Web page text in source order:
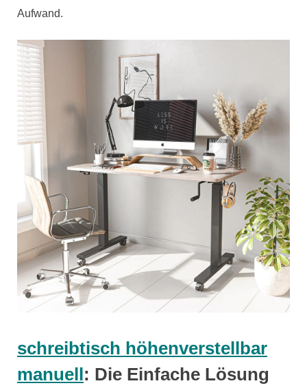
Aufwand.
schreibtisch höhenverstellbar
manuell : Die Einfache Lösung